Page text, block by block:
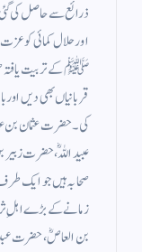
ذرائع سے حاصل کی
اور حلال کمائی کو
ﷺ کے تربیت یافتہ
قربانیاں بھی دیں اور
کی۔ حضرت عثمان
عبیداللہؓ، حضرت
صحابہ ہیں جو ایک
زمانے کے بڑے اہلِ
بن العاصؓ، حضرت